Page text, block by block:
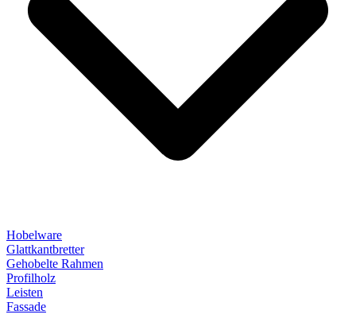
Hobelware
Glattkantbretter
Gehobelte Rahmen
Profilholz
Leisten
Fassade